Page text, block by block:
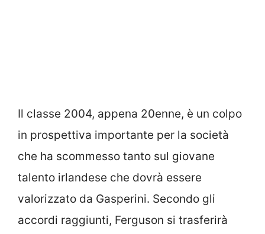
Il classe 2004, appena 20enne, è un colpo
in prospettiva importante per la società
che ha scommesso tanto sul giovane
talento irlandese che dovrà essere
valorizzato da Gasperini. Secondo gli
accordi raggiunti, Ferguson si trasferirà